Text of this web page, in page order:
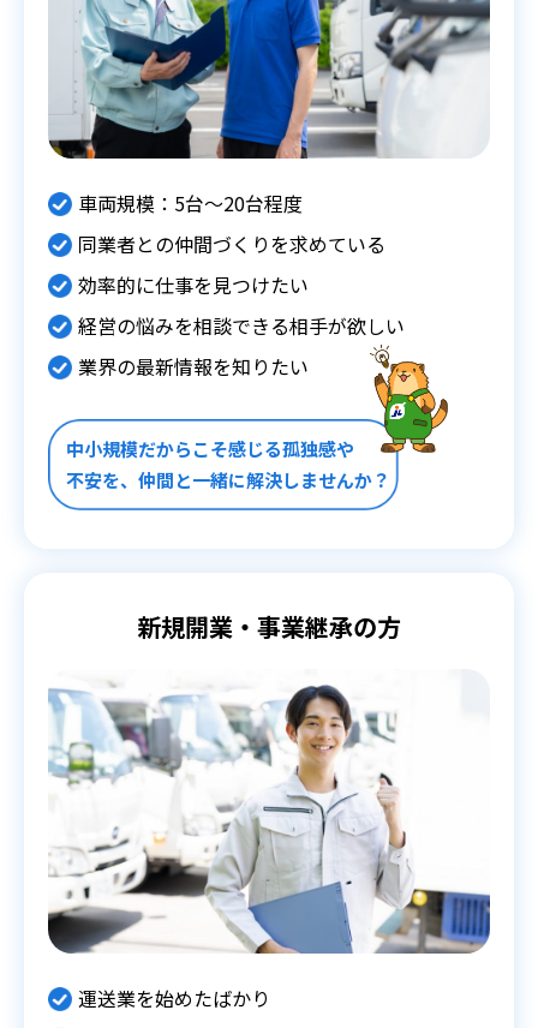
車両規模：5台～20台程度
同業者との仲間づくりを求めている
効率的に仕事を見つけたい
経営の悩みを相談できる相手が欲しい
業界の最新情報を知りたい
中小規模だからこそ感じる孤独感や
不安を、仲間と一緒に解決しませんか？
新規開業・事業継承の方
運送業を始めたばかり